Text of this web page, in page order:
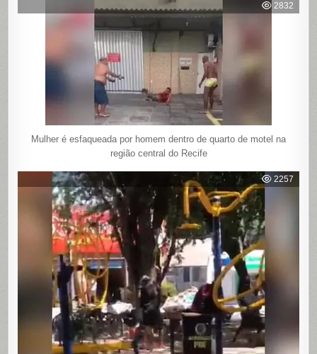
2832
Mulher é esfaqueada por homem dentro de quarto de motel na
região central do Recife
2257